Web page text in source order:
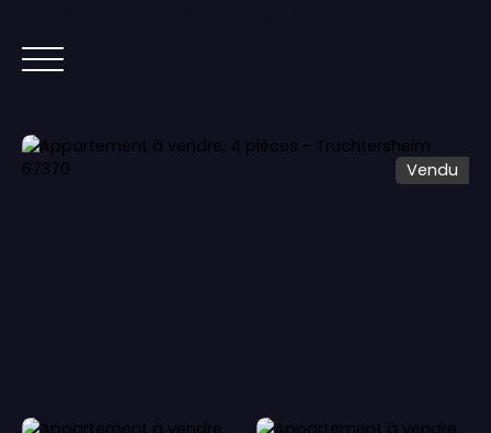
ACCUEIL ACHETER
IMMOBILIER NEUF
Vendu